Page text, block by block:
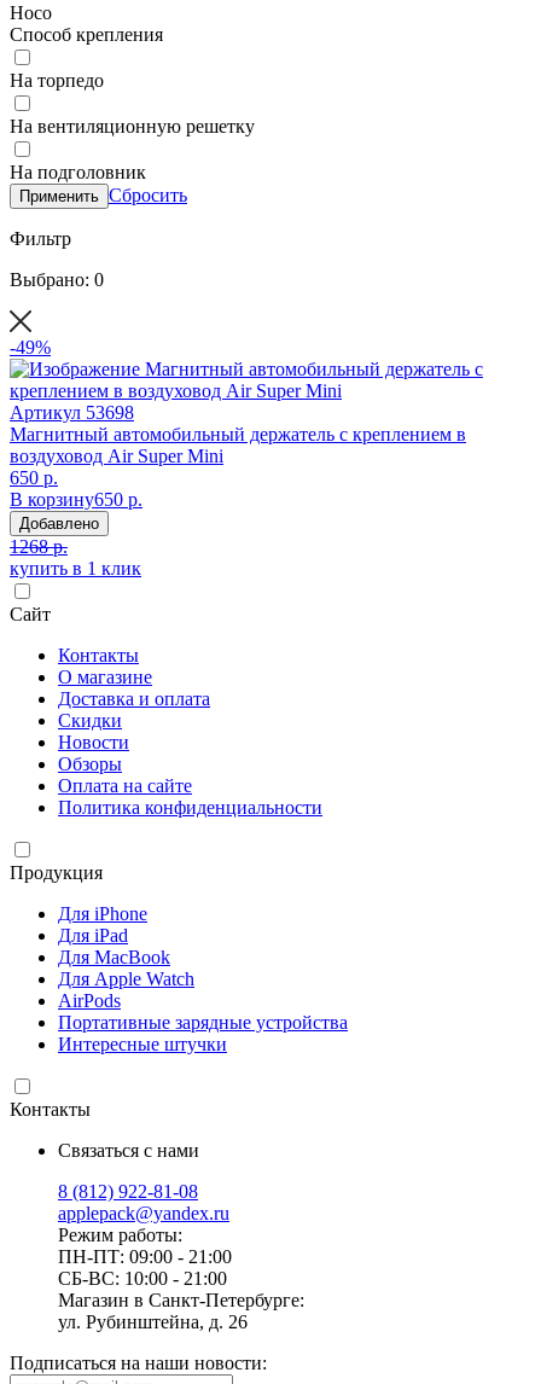
Hoco
Способ крепления
На торпедо
На вентиляционную решетку
На подголовник
Применить Сбросить
Фильтр
Выбрано: 0
-49%
Артикул 53698
Магнитный автомобильный держатель с креплением в
воздуховод Air Super Mini
650 р.
В корзину650 р.
Добавлено
1268 р.
купить в 1 клик
Сайт
Контакты
О магазине
Доставка и оплата
Скидки
Новости
Обзоры
Оплата на сайте
Политика конфиденциальности
Продукция
Для iPhone
Для iPad
Для MacBook
Для Apple Watch
AirPods
Портативные зарядные устройства
Интересные штучки
Контакты
Связаться с нами
8 (812) 922-81-08
applepack@yandex.ru
Режим работы:
ПН-ПТ: 09:00 - 21:00
СБ-ВС: 10:00 - 21:00
Магазин в Санкт-Петербурге:
ул. Рубинштейна, д. 26
Подписаться на наши новости: